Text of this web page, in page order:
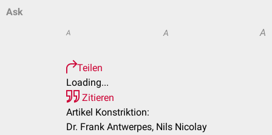
Ask
A A A
Teilen
Loading...
Zitieren
Artikel Konstriktion:
Dr. Frank Antwerpes, Nils Nicolay